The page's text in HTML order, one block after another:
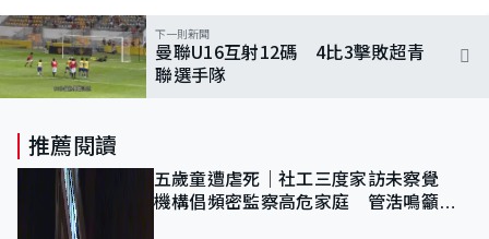
下一則新聞
曼聯U16互射12碼 4比3擊敗超青
聯選手隊
推薦閱讀
五歲童遭虐死｜社工三度家訪未察覺
機構倡頻密監察高危家庭 管浩鳴籲加